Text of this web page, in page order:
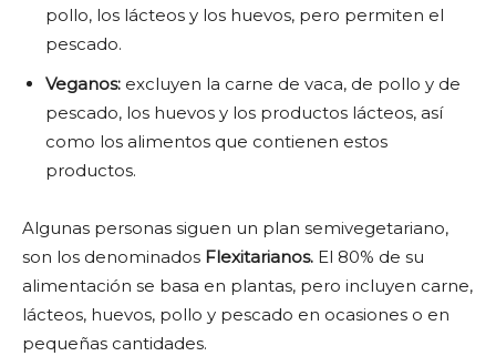
pollo, los lácteos y los huevos, pero permiten el
pescado.
Veganos: excluyen la carne de vaca, de pollo y de
pescado, los huevos y los productos lácteos, así
como los alimentos que contienen estos
productos.
Algunas personas siguen un plan semivegetariano,
son los denominados Flexitarianos. El 80% de su
alimentación se basa en plantas, pero incluyen carne,
lácteos, huevos, pollo y pescado en ocasiones o en
pequeñas cantidades.